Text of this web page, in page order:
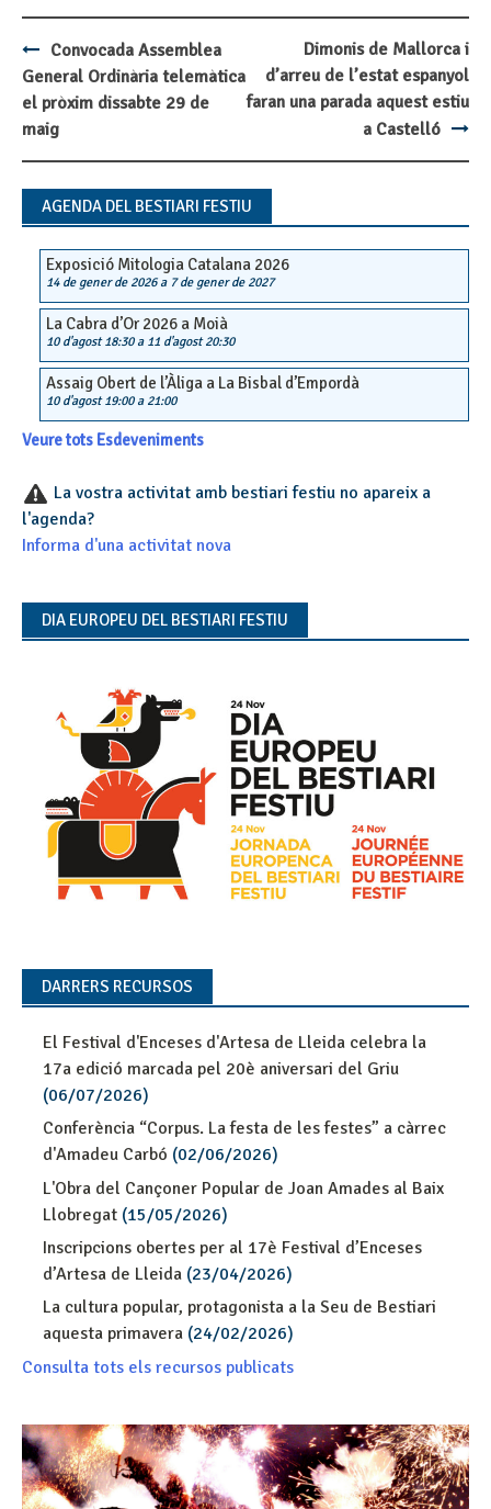
Post
navigation
Convocada Assemblea
General Ordinària telemàtica
el pròxim dissabte 29 de
maig
Dimonis de Mallorca i
d’arreu de l’estat espanyol
faran una parada aquest estiu
a Castelló
AGENDA DEL BESTIARI FESTIU
Exposició Mitologia Catalana 2026
14 de gener de 2026a 7 de gener de 2027
La Cabra d’Or 2026 a Moià
10 d'agost 18:30a 11 d'agost 20:30
Assaig Obert de l’Àliga a La Bisbal d’Empordà
10 d'agost 19:00a 21:00
Veure tots Esdeveniments
La vostra activitat amb bestiari festiu no apareix a
l'agenda?
Informa d'una activitat nova
DIA EUROPEU DEL BESTIARI FESTIU
DARRERS RECURSOS
El Festival d'Enceses d'Artesa de Lleida celebra la
17a edició marcada pel 20è aniversari del Griu
(06/07/2026)
Conferència “Corpus. La festa de les festes” a càrrec
d'Amadeu Carbó (02/06/2026)
L'Obra del Cançoner Popular de Joan Amades al Baix
Llobregat (15/05/2026)
Inscripcions obertes per al 17è Festival d’Enceses
d’Artesa de Lleida (23/04/2026)
La cultura popular, protagonista a la Seu de Bestiari
aquesta primavera (24/02/2026)
Consulta tots els recursos publicats